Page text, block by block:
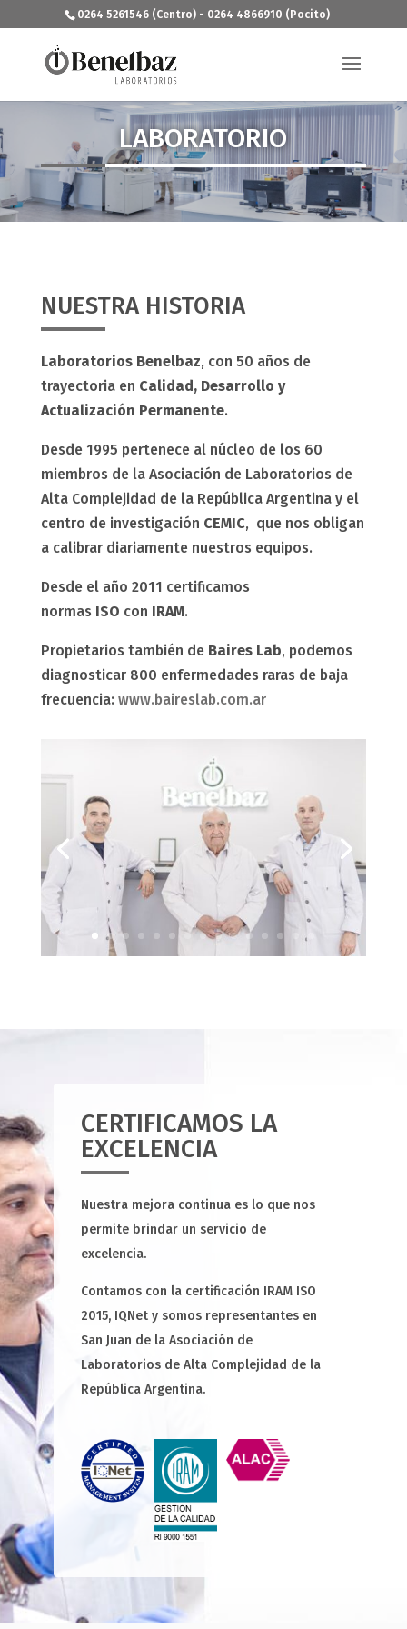
0264 5261546 (Centro) - 0264 4866910 (Pocito)
LABORATORIO
NUESTRA HISTORIA
Laboratorios Benelbaz, con 50 años de
trayectoria en Calidad, Desarrollo y
Actualización Permanente.
Desde 1995 pertenece al núcleo de los 60
miembros de la Asociación de Laboratorios de
Alta Complejidad de la República Argentina y el
centro de investigación CEMIC, que nos obligan
a calibrar diariamente nuestros equipos.
Desde el año 2011 certificamos
normas ISO con IRAM.
Propietarios también de Baires Lab, podemos
diagnosticar 800 enfermedades raras de baja
frecuencia: www.baireslab.com.ar
CERTIFICAMOS LA
EXCELENCIA
Nuestra mejora continua es lo que nos
permite brindar un servicio de
excelencia.
Contamos con la certificación IRAM ISO
2015, IQNet y somos representantes en
San Juan de la Asociación de
Laboratorios de Alta Complejidad de la
República Argentina.